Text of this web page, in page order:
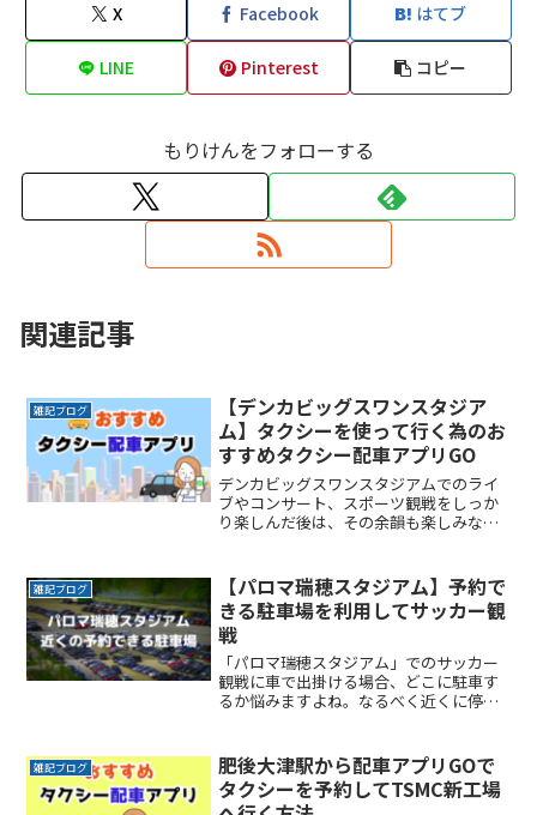
X Facebook はてブ
LINE Pinterest コピー
もりけんをフォローする
関連記事
雑記ブログ
【デンカビッグスワンスタジア
ム】タクシーを使って行く為のお
すすめタクシー配車アプリGO
デンカビッグスワンスタジアムでのライ
ブやコンサート、スポーツ観戦をしっか
り楽しんだ後は、その余韻も楽しみなが
いところです。かといって混雑回避を理
由にイベントの途中で帰りReadMore...
雑記ブログ
【パロマ瑞穂スタジアム】予約で
きる駐車場を利用してサッカー観
戦
「パロマ瑞穂スタジアム」でのサッカー
観戦に車で出掛ける場合、どこに駐車す
るか悩みますよね。なるべく近くに停め
ない自由に入出庫がしたい帰りは渋滞を
避けてスムーズに帰りたいReadMore...
雑記ブログ
肥後大津駅から配車アプリGOで
タクシーを予約してTSMC新工場